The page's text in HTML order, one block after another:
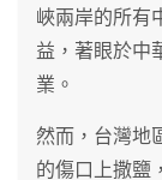
峽兩岸的所有
益，著眼於中
業。
然而，台灣地
的傷口上撒鹽